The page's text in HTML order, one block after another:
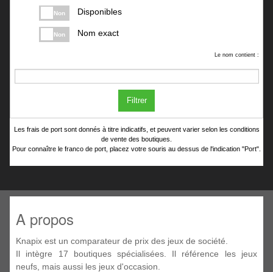
Non Disponibles
Non Nom exact
Le nom contient :
Filtrer
Les frais de port sont donnés à titre indicatifs, et peuvent varier selon les conditions
de vente des boutiques.
Pour connaître le franco de port, placez votre souris au dessus de l'indication "Port".
A propos
Knapix est un comparateur de prix des jeux de société.
Il intègre 17 boutiques spécialisées. Il référence les jeux
neufs, mais aussi les jeux d'occasion.